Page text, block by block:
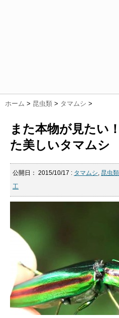
ホーム > 昆虫類 > タマムシ >
また本物が見たい
た美しいタマムシ
公開日： 2015/10/17 : タマムシ, 昆虫類
工